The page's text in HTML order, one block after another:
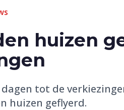
huizen
tot de
huizen geflyerd.